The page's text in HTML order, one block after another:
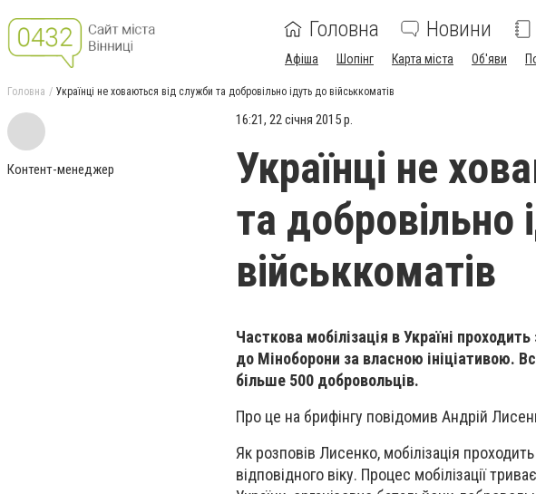
Головна Новини
Афіша Шопінг Карта міста Об'яви
Головна Українці не ховаються від служби та добровільно ідуть до військкоматів
Контент-менеджер
16:21, 22 січня 2015 р.
Українці не
та добровільно
військкоматів
Часткова мобілізація в Україні
до Міноборони за власною ініціативою.
більше 500 добровольців.
Про це на брифінгу повідомив Андрій
Як розповів Лисенко, мобілізація
відповідного віку. Процес мобілізації